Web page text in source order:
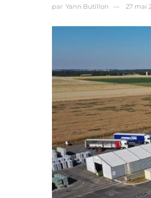
par Yann Butillon 27 mai